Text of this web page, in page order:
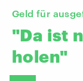
Geld für
"Da ist
holen"